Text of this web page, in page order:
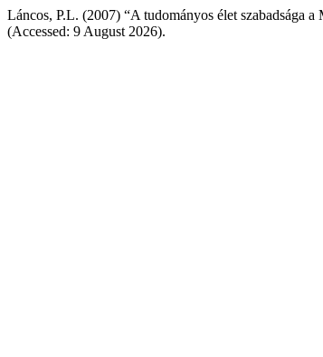
Láncos, P.L. (2007) “A tudományos élet szabadsága
(Accessed: 9 August 2026).